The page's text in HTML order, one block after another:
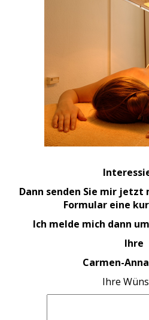
Dann senden Sie mir
Formular eine
Ich melde mich dann
Ihre
Carmen-
Ihre